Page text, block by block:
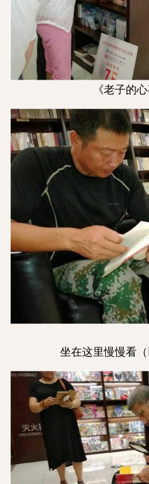
《老子的
坐在这里慢慢看（